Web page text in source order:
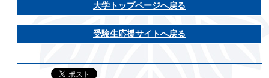
大学トップページへ戻る
受験生応援サイトへ戻る